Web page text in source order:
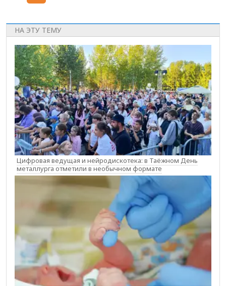
НА ЭТУ ТЕМУ
Цифровая ведущая и нейродискотека: в Таёжном День
металлурга отметили в необычном формате